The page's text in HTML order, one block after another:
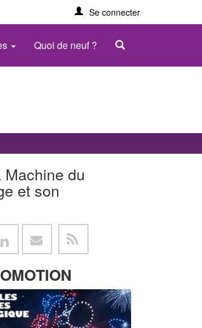
Se connecter
Quoi de neuf ?
du
et son